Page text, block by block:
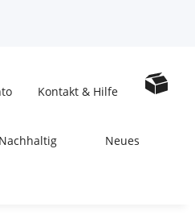
Kontakt & Hilfe
Nachhaltig Neues